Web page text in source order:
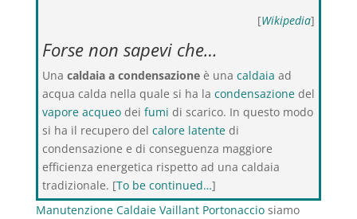
[Wikipedia]
Forse non sapevi che…
Una caldaia a condensazioneè una caldaia ad
acqua calda nella quale si ha la condensazionedel
vapore acqueodei fumi di scarico. In questo modo
si ha il recupero del calore latentedi
condensazione e di conseguenza maggiore
efficienza energetica rispetto ad una caldaia
tradizionale. [To be continued…]
Manutenzione Caldaie Vaillant Portonacciosiamo